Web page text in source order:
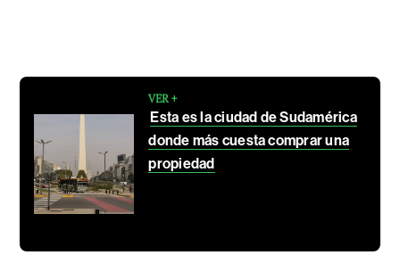
VER +
Esta es la ciudad de Sudamérica
donde más cuesta comprar una
propiedad